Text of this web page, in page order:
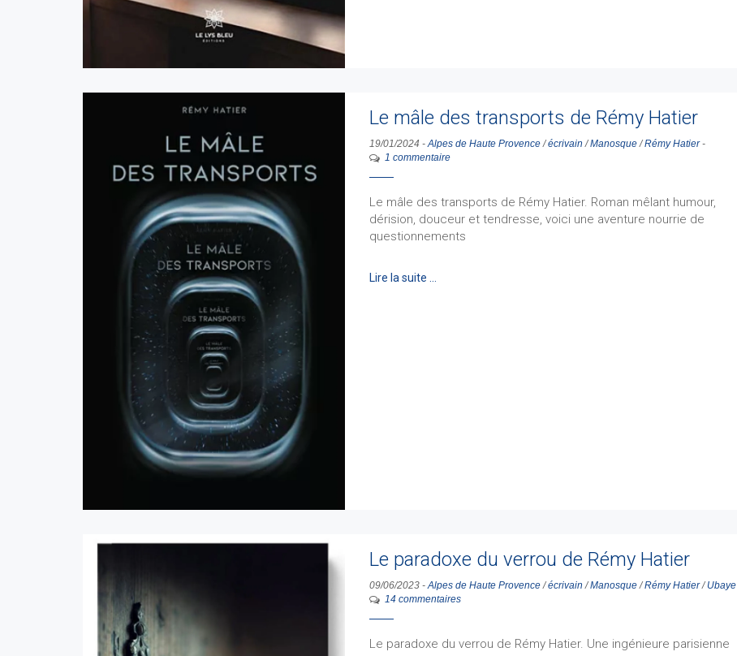
Le mâle des transports de Rémy Hatier
19/01/2024 -Alpes de Haute Provence/écrivain /Manosque/Rémy Hatier-
1 commentaire
Le mâle des transports de Rémy Hatier. Roman mêlant humour,
dérision, douceur et tendresse, voici une aventure nourrie de
questionnements
Lire la suite …
Le paradoxe du verrou de Rémy Hatier
09/06/2023 -Alpes de Haute Provence/écrivain /Manosque/Rémy Hatier/ Ubaye
14 commentaires
Le paradoxe du verrou de Rémy Hatier. Une ingénieure parisienne